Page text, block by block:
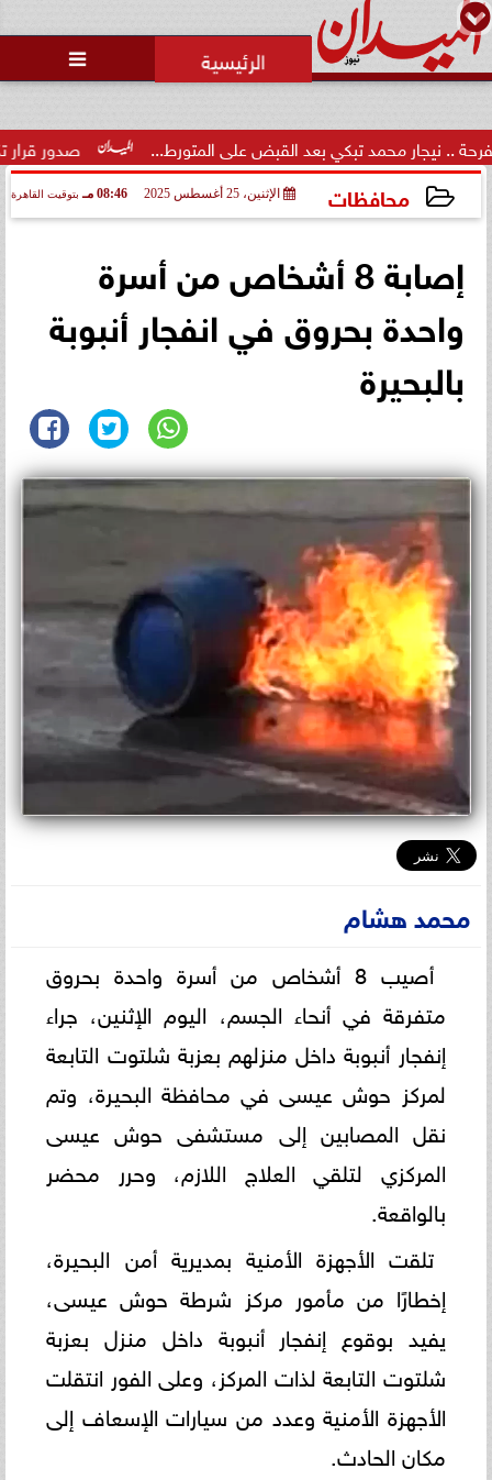

صدور قرار تكليف محمد تبكي بعد القبض على المتورط...
محافظات الإثنين، 25 أغسطس 2025 08:46 مـ بتوقيت القاهرة
إصابة 8 أشخاص من أسرة
واحدة بحروق في انفجار أنبوبة
بالبحيرة
محمد هشام
أصيب 8 أشخاص من أسرة واحدة بحروق
متفرقة في أنحاء الجسم، اليوم الإثنين، جراء
إنفجار أنبوبة داخل منزلهم بعزبة شلتوت التابعة
لمركز حوش عيسى في محافظة البحيرة، وتم
نقل المصابين إلى مستشفى حوش عيسى
المركزي لتلقي العلاج اللازم، وحرر محضر
بالواقعة.
تلقت الأجهزة الأمنية بمديرية أمن البحيرة،
إخطارًا من مأمور مركز شرطة حوش عيسى،
يفيد بوقوع إنفجار أنبوبة داخل منزل بعزبة
شلتوت التابعة لذات المركز، وعلى الفور انتقلت
الأجهزة الأمنية وعدد من سيارات الإسعاف إلى
مكان الحادث.